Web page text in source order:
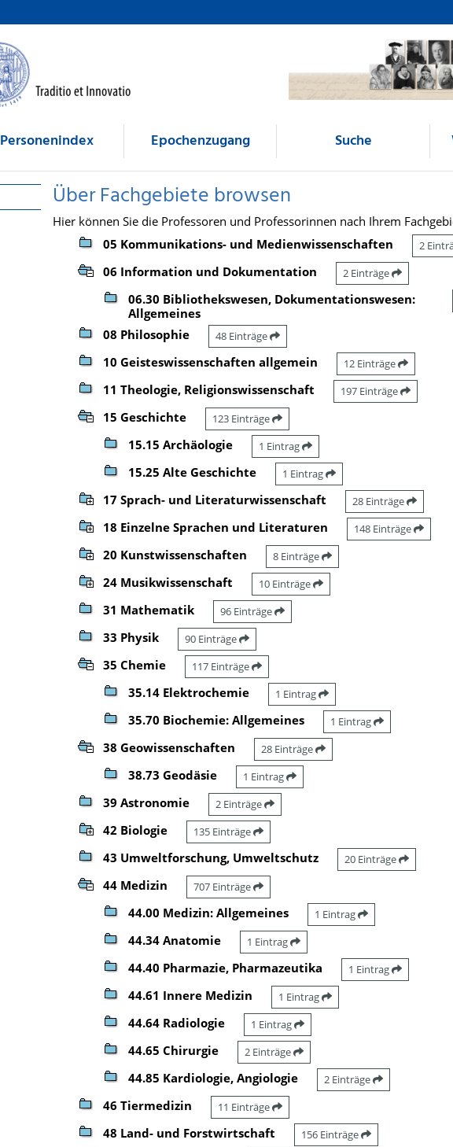
Personenindex Epochenzugang Suche
Über Fachgebiete browsen
Hier können Sie die Professoren und Professorinnen nach Ihrem
05 Kommunikations- und Medienwissenschaften
2
06 Information und Dokumentation 2 Einträge
06.30 Bibliothekswesen, Dokumentationswesen:
Allgemeines
08 Philosophie 48 Einträge
10 Geisteswissenschaften allgemein 12 Einträge
11 Theologie, Religionswissenschaft 197 Einträge
15 Geschichte 123 Einträge
15.15 Archäologie 1 Eintrag
15.25 Alte Geschichte 1 Eintrag
17 Sprach- und Literaturwissenschaft 28 Einträge
18 Einzelne Sprachen und Literaturen 148 Einträge
20 Kunstwissenschaften 8 Einträge
24 Musikwissenschaft 10 Einträge
31 Mathematik 96 Einträge
33 Physik 90 Einträge
35 Chemie 117 Einträge
35.14 Elektrochemie 1 Eintrag
35.70 Biochemie: Allgemeines 1 Eintrag
38 Geowissenschaften 28 Einträge
38.73 Geodäsie 1 Eintrag
39 Astronomie 2 Einträge
42 Biologie 135 Einträge
43 Umweltforschung, Umweltschutz 20 Einträge
44 Medizin 707 Einträge
44.00 Medizin: Allgemeines 1 Eintrag
44.34 Anatomie 1 Eintrag
44.40 Pharmazie, Pharmazeutika 1 Eintrag
44.61 Innere Medizin 1 Eintrag
44.64 Radiologie 1 Eintrag
44.65 Chirurgie 2 Einträge
44.85 Kardiologie, Angiologie 2 Einträge
46 Tiermedizin 11 Einträge
48 Land- und Forstwirtschaft 156 Einträge